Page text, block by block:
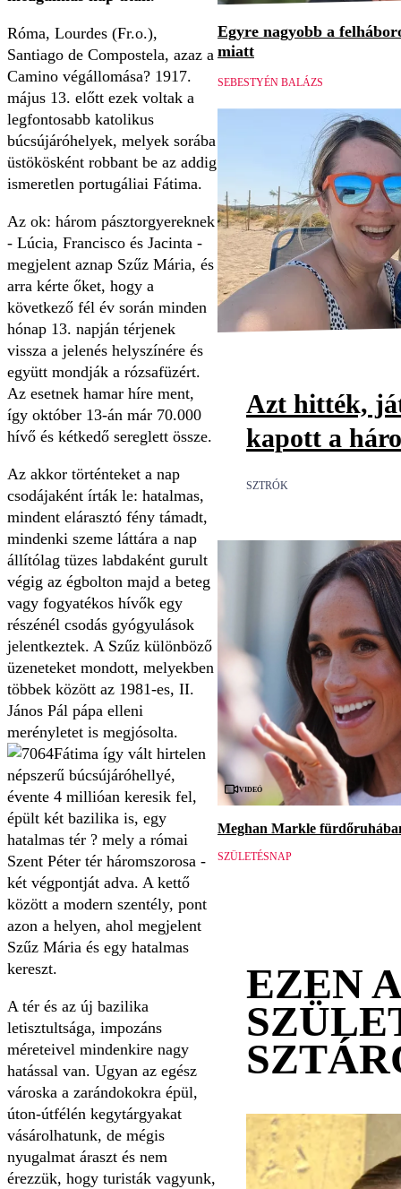
Róma, Lourdes (Fr.o.),
Santiago de Compostela, azaz a
Camino végállomása? 1917.
május 13. előtt ezek voltak a
legfontosabb katolikus
búcsújáróhelyek, melyek sorába
üstökösként robbant be az addig
ismeretlen portugáliai Fátima.
Az ok: három pásztorgyereknek
- Lúcia, Francisco és Jacinta -
megjelent aznap Szűz Mária, és
arra kérte őket, hogy a
következő fél év során minden
hónap 13. napján térjenek
vissza a jelenés helyszínére és
együtt mondják a rózsafüzért.
Az esetnek hamar híre ment,
így október 13-án már 70.000
hívő és kétkedő sereglett össze.
Az akkor történteket a nap
csodájaként írták le: hatalmas,
mindent elárasztó fény támadt,
mindenki szeme láttára a nap
állítólag tüzes labdaként gurult
végig az égbolton majd a beteg
vagy fogyatékos hívők egy
részénél csodás gyógyulások
jelentkeztek. A Szűz különböző
üzeneteket mondott, melyekben
többek között az 1981-es, II.
János Pál pápa elleni
merényletet is megjósolta.
Fátima így vált hirtelen
népszerű búcsújáróhellyé,
évente 4 millióan keresik fel,
épült két bazilika is, egy
hatalmas tér ? mely a római
Szent Péter tér háromszorosa -
két végpontját adva. A kettő
között a modern szentély, pont
azon a helyen, ahol megjelent
Szűz Mária és egy hatalmas
kereszt.
A tér és az új bazilika
letisztultsága, impozáns
méreteivel mindenkire nagy
hatással van. Ugyan az egész
városka a zarándokokra épül,
úton-útfélén kegytárgyakat
vásárolhatunk, de mégis
nyugalmat áraszt és nem
érezzük, hogy turisták vagyunk,
Egyre nagyobb a
miatt
SEBESTYÉN BALÁZS
Azt hitték,
kapott a
SZTRÓK
Videó
Meghan Markle
SZÜLETÉSNAP
EZEN